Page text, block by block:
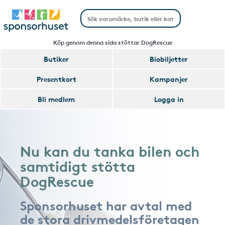
Köp genom denna sida stöttar DogRescue
Butiker
Biobiljetter
Presentkort
Kampanjer
Bli medlem
Logga in
Nu kan du tanka bilen och
samtidigt stötta
DogRescue
Sponsorhuset har avtal med
de stora drivmedelsföretagen